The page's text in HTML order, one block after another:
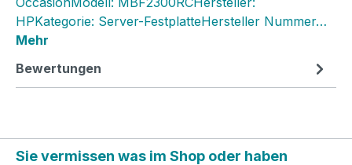
HPKategorie: Server-FestplatteHersteller Nummer…
Mehr
Bewertungen
Sie vermissen was im Shop oder haben